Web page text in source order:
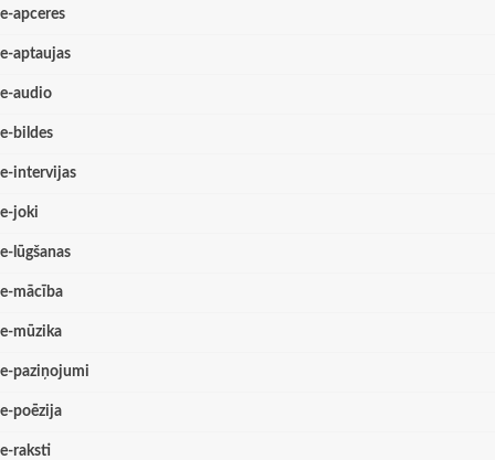
e-apceres
e-aptaujas
e-audio
e-bildes
e-intervijas
e-joki
e-lūgšanas
e-mācība
e-mūzika
e-paziņojumi
e-poēzija
e-raksti